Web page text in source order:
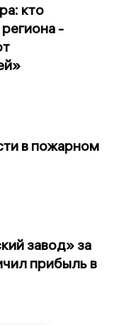
кто
-
в пожарном
завод» за
прибыль в